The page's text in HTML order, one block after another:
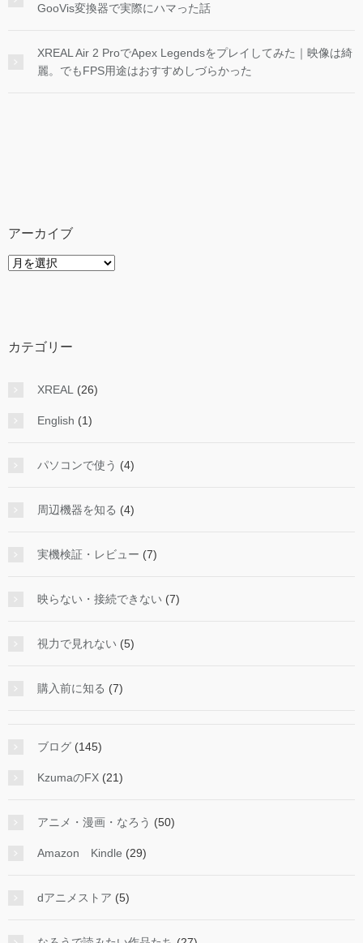
GooVis変換器で実際にハマった話
XREAL Air 2 ProでApex Legendsをプレイしてみた｜映像は綺
麗。でもFPS用途はおすすめしづらかった
アーカイブ
ア
カテゴリー
XREAL (26)
English (1)
パソコンで使う (4)
周辺機器を知る (4)
実機検証・レビュー (7)
映らない・接続できない (7)
視力で見れない (5)
購入前に知る (7)
ブログ (145)
KzumaのFX (21)
アニメ・漫画・なろう (50)
Amazon Kindle (29)
dアニメストア (5)